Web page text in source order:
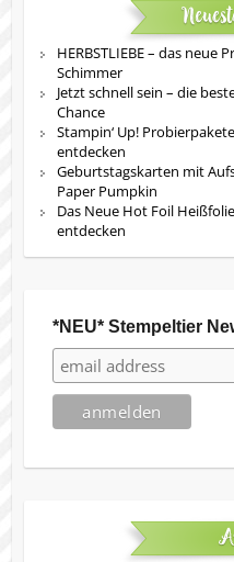
HERBSTLIEBE – das
Schimmer
Jetzt schnell sein – die
Chance
Stampin‘ Up!
entdecken
Geburtstagskarten mit
Paper Pumpkin
Das Neue Hot Foil
entdecken
*NEU* Stempeltier